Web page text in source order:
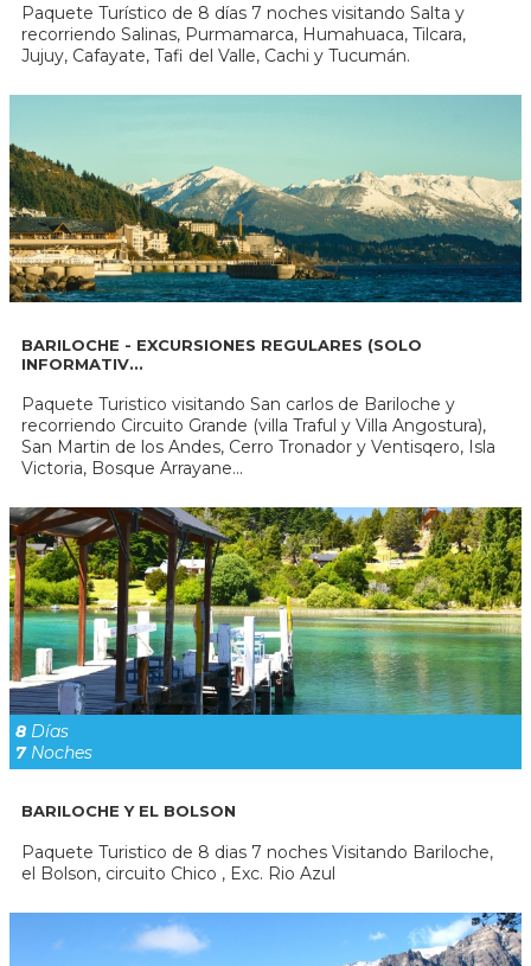
Paquete Turístico de 8 días 7 noches visitando Salta y
recorriendo Salinas, Purmamarca, Humahuaca, Tilcara,
Jujuy, Cafayate, Tafi del Valle, Cachi y Tucumán.
BARILOCHE - EXCURSIONES REGULARES (SOLO
INFORMATIV...
Paquete Turistico visitando San carlos de Bariloche y
recorriendo Circuito Grande (villa Traful y Villa Angostura),
San Martin de los Andes, Cerro Tronador y Ventisqero, Isla
Victoria, Bosque Arrayane...
8 Días
7Noches
BARILOCHE Y EL BOLSON
Paquete Turistico de 8 dias 7 noches Visitando Bariloche,
el Bolson, circuito Chico , Exc. Rio Azul